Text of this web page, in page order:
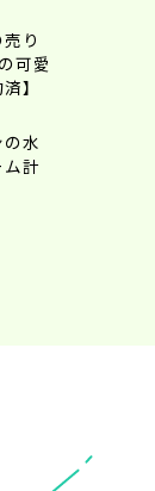
り
可愛
】
水
計